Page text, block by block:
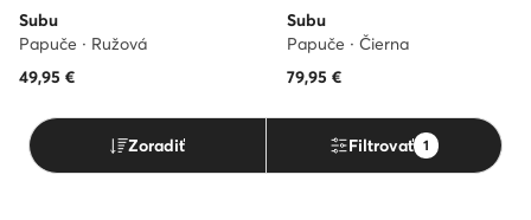
Subu
Papuče · Ružová
49,95 €
Subu
Papuče · Čierna
79,95 €
Zoradiť Filtrovať 1